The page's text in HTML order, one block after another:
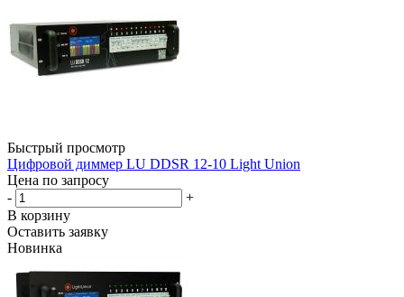
Быстрый просмотр
Цифровой диммер LU DDSR 12-10 Light Union
Цена по запросу
-
+
В корзину
Оставить заявку
Новинка